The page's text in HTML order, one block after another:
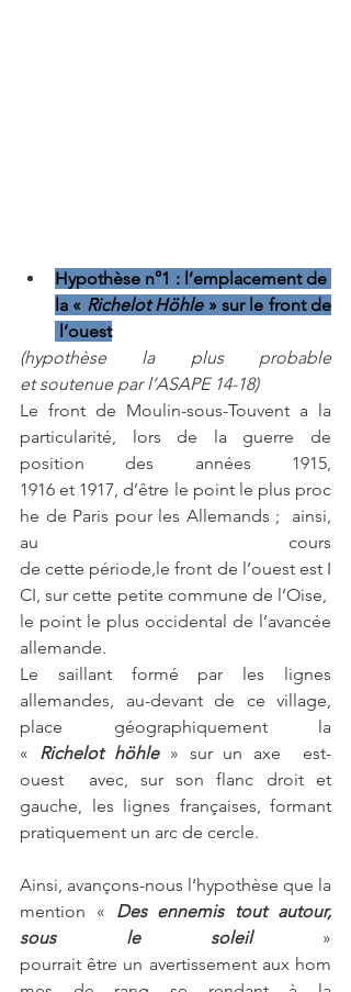
Hypothèse n°1 : l’emplacement de
la « Richelot Höhle » sur le front de
l’ouest
(hypothèse la plus probable
et soutenue par l’ASAPE 14-18)
Le front de Moulin-sous-Touvent a la
particularité, lors de la guerre de
position des années 1915,
1916 et 1917, d’être le point le plus proc
he de Paris pour les Allemands ;  ainsi,
au cours
de cette période,le front de l’ouest est I
CI, sur cette petite commune de l’Oise,
le point le plus occidental de l’avancée
allemande.
Le saillant formé par les lignes
allemandes, au-devant de ce village,
place géographiquement la
« Richelot höhle » sur un axe  est-
ouest  avec, sur son flanc droit et
gauche, les lignes françaises, formant
pratiquement un arc de cercle.
Ainsi, avançons-nous l’hypothèse que la
mention « Des ennemis tout autour,
sous le soleil »
pourrait être un avertissement aux hom